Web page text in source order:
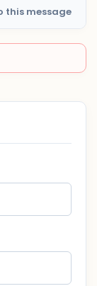
this message